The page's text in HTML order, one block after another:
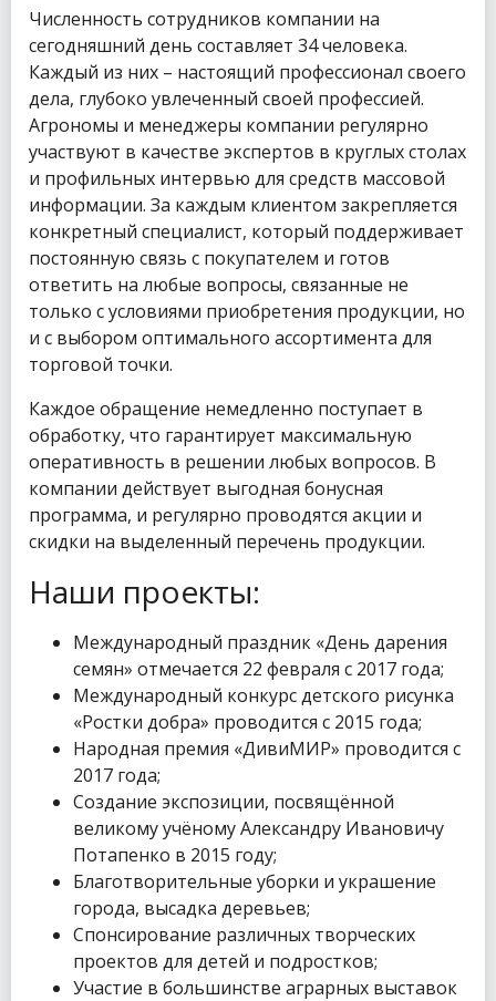
Численность сотрудников компании на
сегодняшний день составляет 34 человека.
Каждый из них – настоящий профессионал своего
дела, глубоко увлеченный своей профессией.
Агрономы и менеджеры компании регулярно
участвуют в качестве экспертов в круглых столах
и профильных интервью для средств массовой
информации. За каждым клиентом закрепляется
конкретный специалист, который поддерживает
постоянную связь с покупателем и готов
ответить на любые вопросы, связанные не
только с условиями приобретения продукции, но
и с выбором оптимального ассортимента для
торговой точки.
Каждое обращение немедленно поступает в
обработку, что гарантирует максимальную
оперативность в решении любых вопросов. В
компании действует выгодная бонусная
программа, и регулярно проводятся акции и
скидки на выделенный перечень продукции.
Наши проекты:
Международный праздник «День дарения
семян» отмечается 22 февраля с 2017 года;
Международный конкурс детского рисунка
«Ростки добра» проводится с 2015 года;
Народная премия «ДивиМИР» проводится с
2017 года;
Создание экспозиции, посвящённой
великому учёному Александру Ивановичу
Потапенко в 2015 году;
Благотворительные уборки и украшение
города, высадка деревьев;
Спонсирование различных творческих
проектов для детей и подростков;
Участие в большинстве аграрных выставок